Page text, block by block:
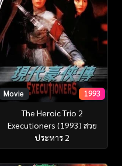
Movie 1993
The Heroic Trio 2
Executioners (1993) สวย
ประหาร 2